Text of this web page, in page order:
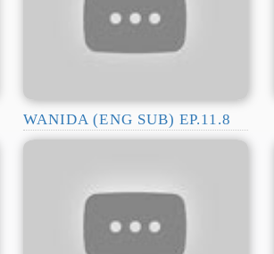
WANIDA (ENG SUB) EP.11.8